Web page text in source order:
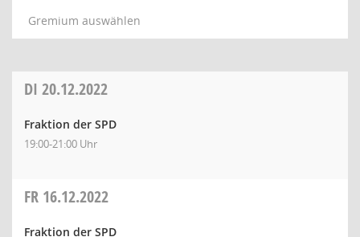
Gremium auswählen
DI 20.12.2022
Fraktion der SPD
19:00-21:00 Uhr
FR 16.12.2022
Fraktion der SPD